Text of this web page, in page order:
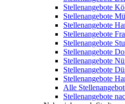
Stellenangebote
Stellenangebote
Stellenangebote
Stellenangebote
Stellenangebote
Stellenangebote
Stellenangebote
Stellenangebote
Stellenangebote
Alle
Stellenangebote